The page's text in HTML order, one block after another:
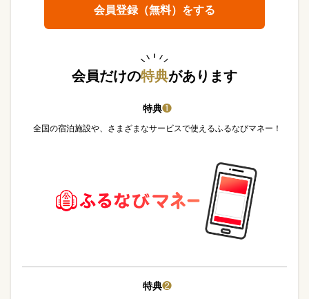
会員登録（無料）をする
会員だけの特典があります
特典❶
全国の宿泊施設や、さまざまなサービスで使えるふるなびマネー！
特典❷